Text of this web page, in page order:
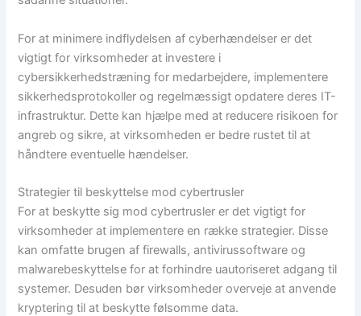
For at minimere indflydelsen af cyberhændelser er det
vigtigt for virksomheder at investere i
cybersikkerhedstræning for medarbejdere, implementere
sikkerhedsprotokoller og regelmæssigt opdatere deres IT-
infrastruktur. Dette kan hjælpe med at reducere risikoen for
angreb og sikre, at virksomheden er bedre rustet til at
håndtere eventuelle hændelser.
Strategier til beskyttelse mod cybertrusler
For at beskytte sig mod cybertrusler er det vigtigt for
virksomheder at implementere en række strategier. Disse
kan omfatte brugen af firewalls, antivirussoftware og
malwarebeskyttelse for at forhindre uautoriseret adgang til
systemer. Desuden bør virksomheder overveje at anvende
kryptering til at beskytte følsomme data.